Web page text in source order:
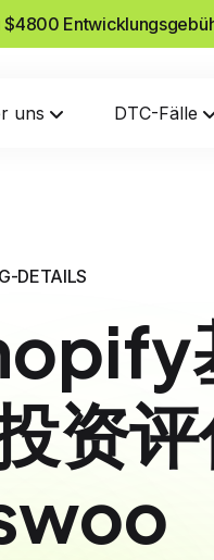
uns DTC-Fälle
DETAILS
资